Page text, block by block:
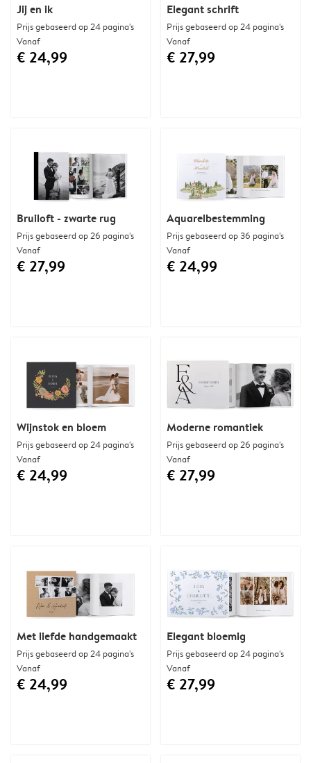
Elegant schrift
Prijs gebaseerd op 24 pagina's
Vanaf
€ 27,99
Met liefde handgemaakt
Prijs gebaseerd op 24 pagina's
Vanaf
€ 24,99
Wijnstok en bloem
Prijs gebaseerd op 24 pagina's
Vanaf
€ 24,99
Aquarelbestemming
Prijs gebaseerd op 36 pagina's
Vanaf
€ 24,99
Elegant bloemig
Prijs gebaseerd op 24 pagina's
Vanaf
€ 27,99
Moderne romantiek
Prijs gebaseerd op 26 pagina's
Vanaf
€ 27,99
Bruiloft - zwarte rug
Prijs gebaseerd op 26 pagina's
Vanaf
€ 27,99
Jij en ik
Prijs gebaseerd op 24 pagina's
Vanaf
€ 24,99